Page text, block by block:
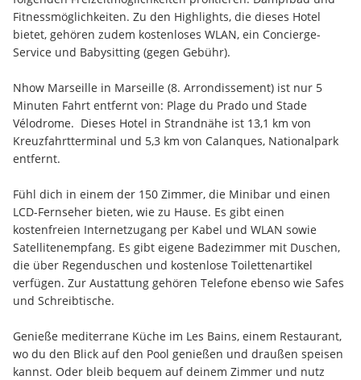
Fitnessmöglichkeiten. Zu den Highlights, die dieses Hotel
bietet, gehören zudem kostenloses WLAN, ein Concierge-
Service und Babysitting (gegen Gebühr).
Nhow Marseille in Marseille (8. Arrondissement) ist nur 5
Minuten Fahrt entfernt von: Plage du Prado und Stade
Vélodrome.  Dieses Hotel in Strandnähe ist 13,1 km von
Kreuzfahrtterminal und 5,3 km von Calanques, Nationalpark
entfernt.
Fühl dich in einem der 150 Zimmer, die Minibar und einen
LCD-Fernseher bieten, wie zu Hause. Es gibt einen
kostenfreien Internetzugang per Kabel und WLAN sowie
Satellitenempfang. Es gibt eigene Badezimmer mit Duschen,
die über Regenduschen und kostenlose Toilettenartikel
verfügen. Zur Austattung gehören Telefone ebenso wie Safes
und Schreibtische.
Genieße mediterrane Küche im Les Bains, einem Restaurant,
wo du den Blick auf den Pool genießen und draußen speisen
kannst. Oder bleib bequem auf deinem Zimmer und nutz